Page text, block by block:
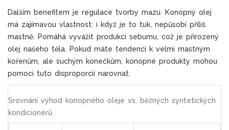
Dalším benefitem je regulace tvorby mazu. Konopný olej
má zajímavou vlastnost: i když je to tuk, nepůsobí příliš
mastně. Pomáhá vyvážit produkci sebumu, což je přirozený
olej našeho těla. Pokud máte tendenci k velmi mastným
kořenům, ale suchým konečkům, konopné produkty mohou
pomoci tuto disproporcii narovnat.
Srovnání výhod konopného oleje vs. běžných syntetických
kondicionérů